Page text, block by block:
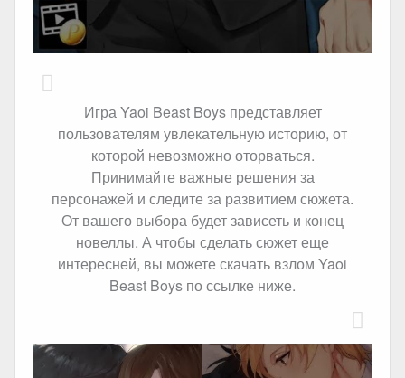
Игра Yaoi Beast Boys представляет
пользователям увлекательную историю, от
которой невозможно оторваться.
Принимайте важные решения за
персонажей и следите за развитием сюжета.
От вашего выбора будет зависеть и конец
новеллы. А чтобы сделать сюжет еще
интересней, вы можете скачать взлом Yaoi
Beast Boys по ссылке ниже.